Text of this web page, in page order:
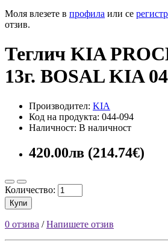
Моля влезете в профила или се
отзив.
Теглич KIA
13г. BOSAL KIA
Производител: KIA
Код на продукта: 044-094
Наличност: В наличност
420.00лв (214.74€)
Количество:
Купи
0 отзива /Напишете отзив